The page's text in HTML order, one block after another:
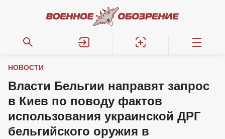
НОВОСТИ
Власти Бельгии направят запрос
в Киев по поводу фактов
использования украинской ДРГ
бельгийского оружия в